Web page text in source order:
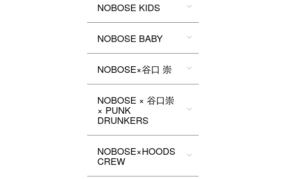
NOBOSE KIDS
NOBOSE BABY
NOBOSE×谷口 崇
NOBOSE × 谷口崇
× PUNK
DRUNKERS
NOBOSE×HOODS
CREW